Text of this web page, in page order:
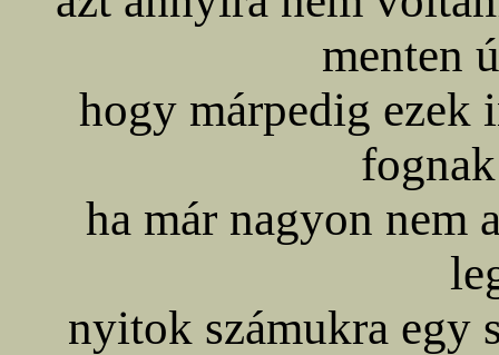
menten
hogy márpedig ezek
ha már nagyon nem
nyitok számukra egy